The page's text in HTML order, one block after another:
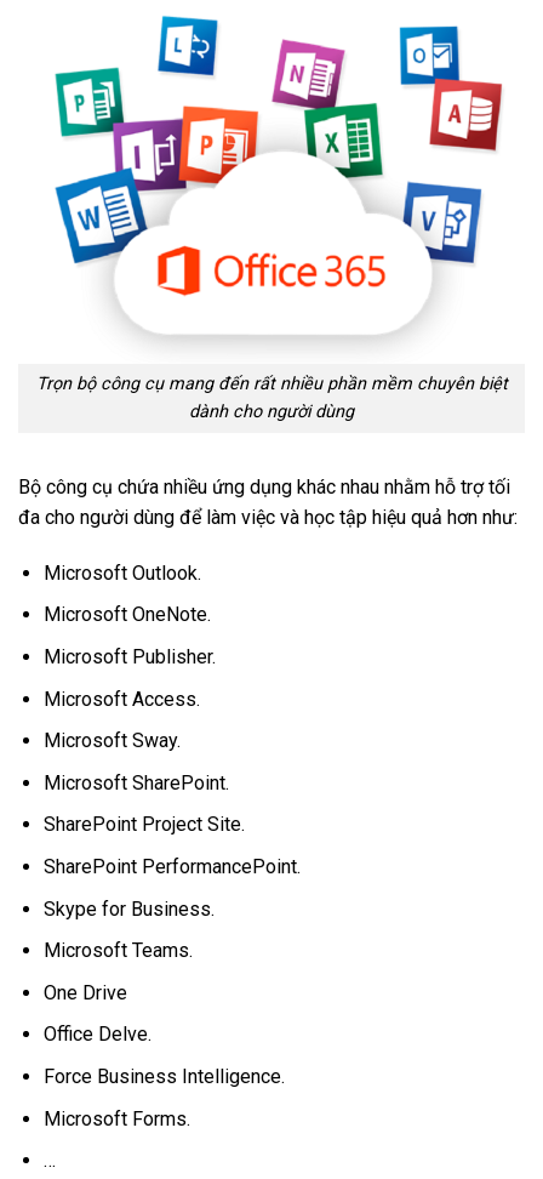
Trọn bộ công cụ mang đến rất nhiều phần mềm chuyên biệt
dành cho người dùng
Bộ công cụ chứa nhiều ứng dụng khác nhau nhằm hỗ trợ tối
đa cho người dùng để làm việc và học tập hiệu quả hơn như:
Microsoft Outlook.
Microsoft OneNote.
Microsoft Publisher.
Microsoft Access.
Microsoft Sway.
Microsoft SharePoint.
SharePoint Project Site.
SharePoint PerformancePoint.
Skype for Business.
Microsoft Teams.
One Drive
Office Delve.
Force Business Intelligence.
Microsoft Forms.
…